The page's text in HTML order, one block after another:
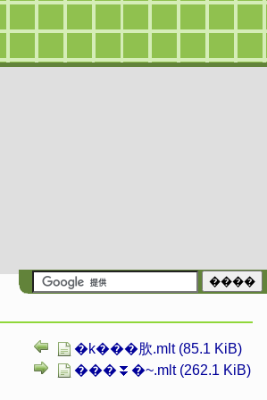
�k���肷.mlt (85.1 KiB)
���⏬�~.mlt (262.1 KiB)